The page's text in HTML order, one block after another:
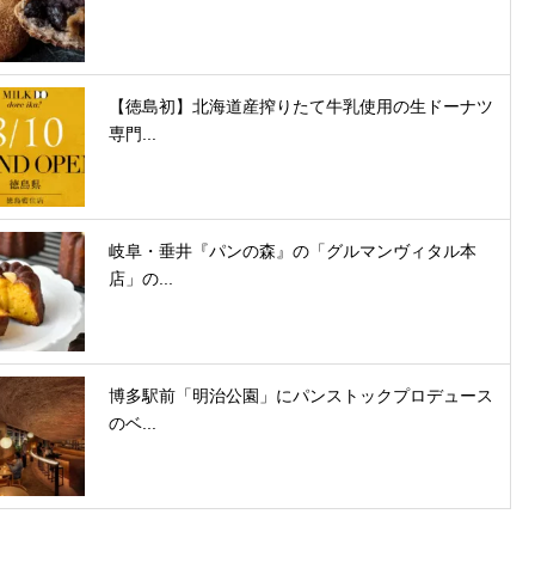
【徳島初】北海道産搾りたて牛乳使用の生ドーナツ
専門...
岐阜・垂井『パンの森』の「グルマンヴィタル本
店」の...
博多駅前「明治公園」にパンストックプロデュース
のベ...